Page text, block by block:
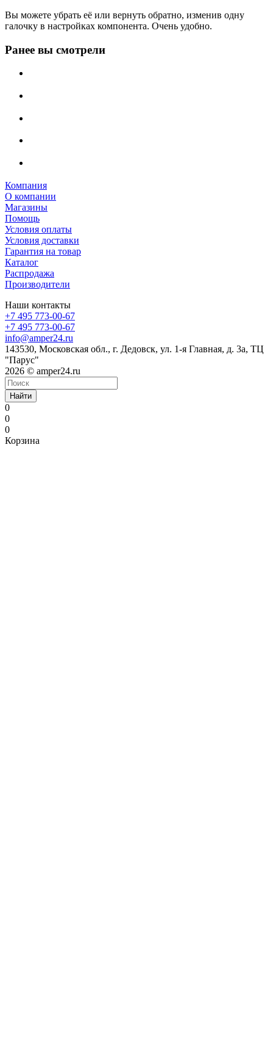
Вы можете убрать её или вернуть обратно, изменив одну
галочку в настройках компонента. Очень удобно.
Ранее вы смотрели
Компания
О компании
Магазины
Помощь
Условия оплаты
Условия доставки
Гарантия на товар
Каталог
Распродажа
Производители
Наши контакты
+7 495 773-00-67
+7 495 773-00-67
info@amper24.ru
143530, Московская обл., г. Дедовск, ул. 1-я Главная, д. 3а, ТЦ
"Парус"
2026 © amper24.ru
Найти
0
0
0
Корзина